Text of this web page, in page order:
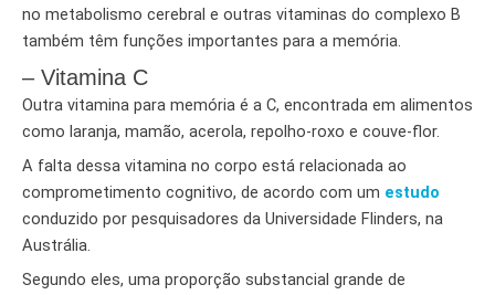
no metabolismo cerebral e outras vitaminas do complexo B
também têm funções importantes para a memória.
– Vitamina C
Outra vitamina para memória é a C, encontrada em alimentos
como laranja, mamão, acerola, repolho-roxo e couve-flor.
A falta dessa vitamina no corpo está relacionada ao
comprometimento cognitivo, de acordo com um estudo
conduzido por pesquisadores da Universidade Flinders, na
Austrália.
Segundo eles, uma proporção substancial grande de